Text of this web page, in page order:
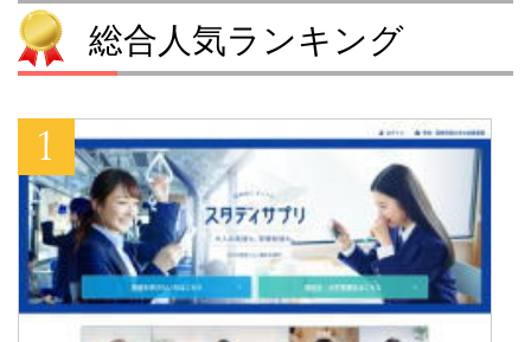
総合人気ランキング